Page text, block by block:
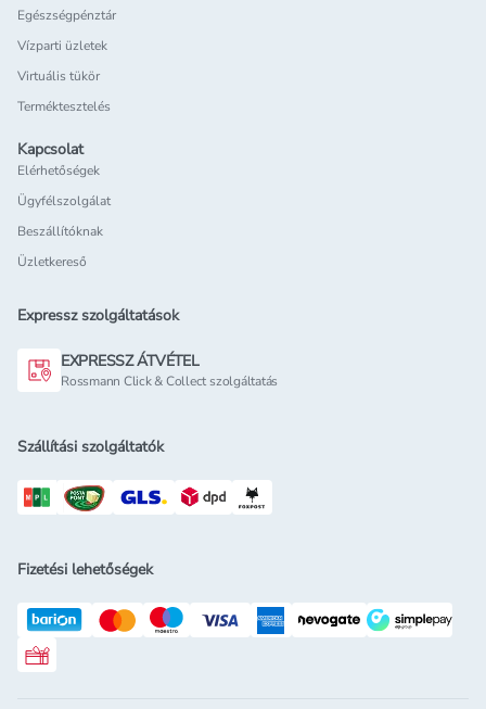
Egészségpénztár
Vízparti üzletek
Virtuális tükör
Terméktesztelés
Kapcsolat
Elérhetőségek
Ügyfélszolgálat
Beszállítóknak
Üzletkereső
Expressz szolgáltatások
EXPRESSZ ÁTVÉTEL
Rossmann Click & Collect szolgáltatás
Szállítási szolgáltatók
Fizetési lehetőségek
Rossmann ajándékkártya